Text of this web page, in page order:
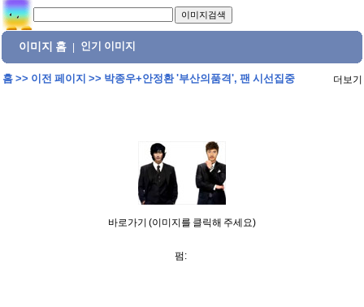
이미지 홈 인기 이미지
홈>> 이전 페이지 >> 박종우+안정환 '부산의품격', 팬 시선집중 더보기
바로가기 (이미지를 클릭해 주세요)
펌: